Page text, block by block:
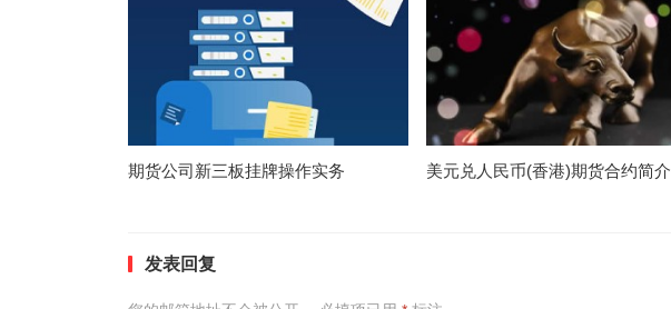
期货公司新三板挂牌操作实务 美元兑人民币(香港)期货合约简介
发表回复